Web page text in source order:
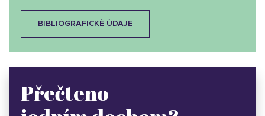
BIBLIOGRAFICKÉ ÚDAJE
Přečteno